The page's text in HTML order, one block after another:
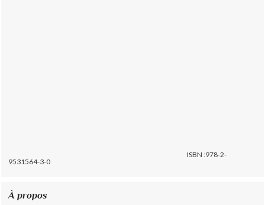
ISBN :978-2-
9531564-3-0
À propos